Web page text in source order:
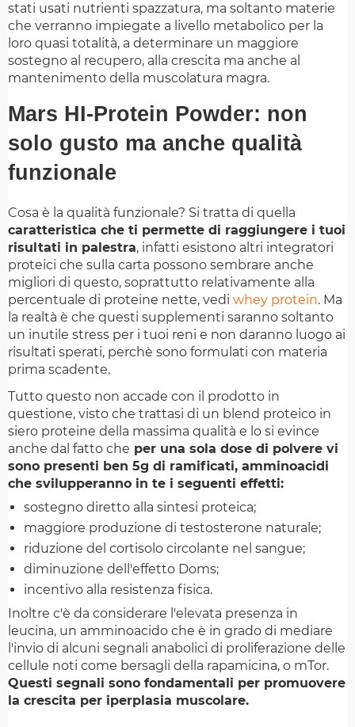
stati usati nutrienti spazzatura, ma soltanto materie
che verranno impiegate a livello metabolico per la
loro quasi totalità, a determinare un maggiore
sostegno al recupero, alla crescita ma anche al
mantenimento della muscolatura magra.
Mars HI-Protein Powder: non
solo gusto ma anche qualità
funzionale
Cosa è la qualità funzionale? Si tratta di quella
caratteristica che ti permette di raggiungere i tuoi
risultati in palestra, infatti esistono altri integratori
proteici che sulla carta possono sembrare anche
migliori di questo, soprattutto relativamente alla
percentuale di proteine nette, vedi whey protein. Ma
la realtà è che questi supplementi saranno soltanto
un inutile stress per i tuoi reni e non daranno luogo ai
risultati sperati, perchè sono formulati con materia
prima scadente.
Tutto questo non accade con il prodotto in
questione, visto che trattasi di un blend proteico in
siero proteine della massima qualità e lo si evince
anche dal fatto che per una sola dose di polvere vi
sono presenti ben 5g di ramificati, amminoacidi
che svilupperanno in te i seguenti effetti:
sostegno diretto alla sintesi proteica;
maggiore produzione di testosterone naturale;
riduzione del cortisolo circolante nel sangue;
diminuzione dell'effetto Doms;
incentivo alla resistenza fisica.
Inoltre c'è da considerare l'elevata presenza in
leucina, un amminoacido che è in grado di mediare
l'invio di alcuni segnali anabolici di proliferazione delle
cellule noti come bersagli della rapamicina, o mTor.
Questi segnali sono fondamentali per promuovere
la crescita per iperplasia muscolare.